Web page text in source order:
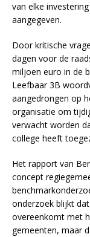
van elke
aangegeven.
Door kritische
dagen voor de
miljoen euro in de
Leefbaar 3B
aangedrongen op
organisatie om
verwacht worden
college heeft
Het rapport van
concept
onderzoek blijkt
overeenkomt met
gemeenten, maar